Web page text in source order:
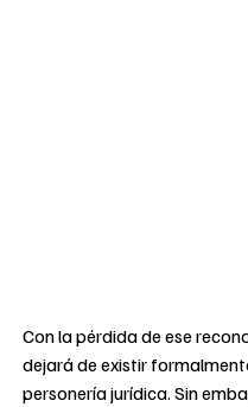
Con la pérdida de ese
dejará de existir
personería jurídica. Sin